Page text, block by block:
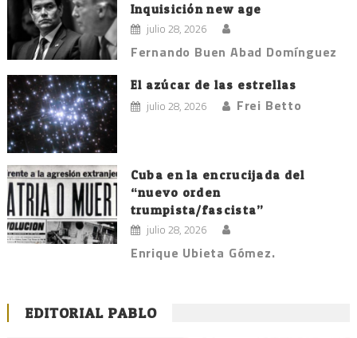
Inquisición new age
julio 28, 2026
Fernando Buen Abad Domínguez
El azúcar de las estrellas
julio 28, 2026 Frei Betto
Cuba en la encrucijada del
“nuevo orden
trumpista/fascista”
julio 28, 2026
Enrique Ubieta Gómez.
EDITORIAL PABLO